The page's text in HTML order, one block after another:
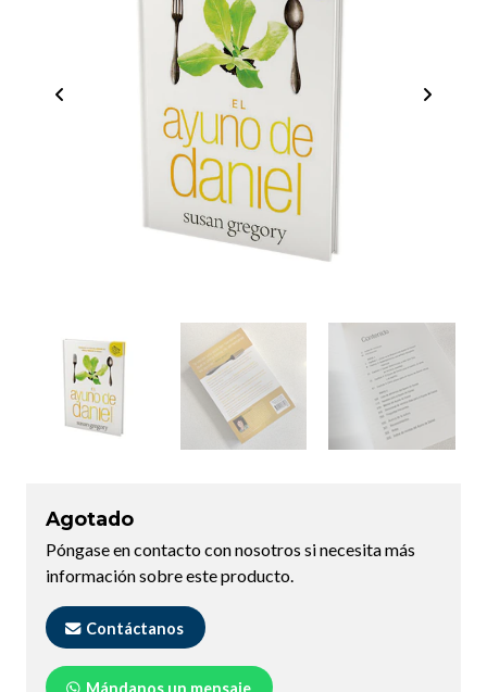
Agotado
Póngase en contacto con nosotros si necesita más
información sobre este producto.
Contáctanos